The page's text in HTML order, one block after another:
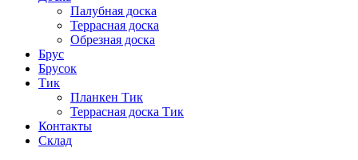
Палубная доска
Террасная доска
Обрезная доска
Брус
Брусок
Тик
Планкен Тик
Террасная доска Тик
Контакты
Склад